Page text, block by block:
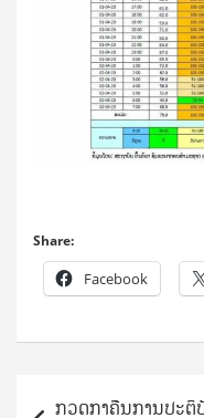
Share:
Facebook
ກວດກາຄືນການປະຕິ